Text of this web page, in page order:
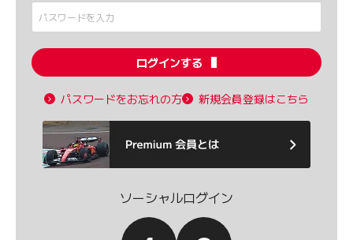
ログインする
パスワードをお忘れの方 新規会員登録はこちら
ソーシャルログイン